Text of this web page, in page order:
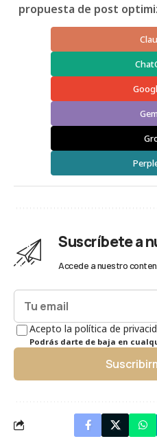
propuesta de post
Suscríbete a
Accede a nuestro
Acepto la política de
Podrás darte de baja en